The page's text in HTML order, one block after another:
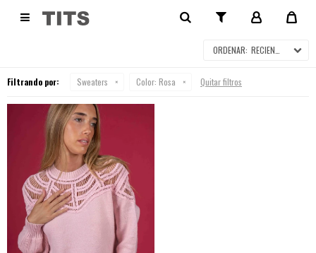
 SWEATERS
RECIENTES
Filtrando por: Sweaters Color: Rosa Quitar filtros